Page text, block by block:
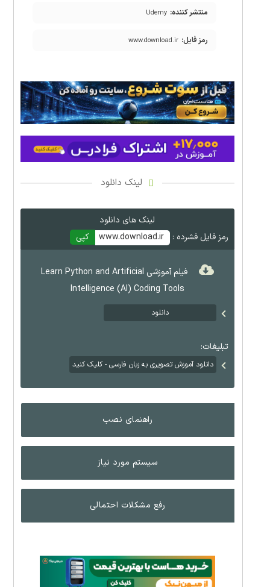
منتشر کننده: Udemy
رمز فایل: www.download.ir
لینک دانلود
لینک های دانلود
رمز فایل فشرده :
www.download.ir کپی
فیلم آموزشی Learn Python and Artificial
Intelligence (AI) Coding Tools
دانلود
تبلیغات:
دانلود آموزش تصویری به زبان فارسی - کلیک کنید
راهنمای نصب
سیستم مورد نیاز
رفع مشکلات احتمالی